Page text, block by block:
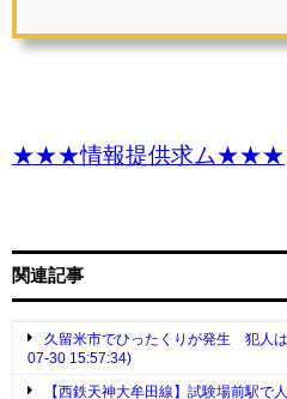
★★★情報提供求ム★★★
関連記事
久留米市でひったくりが発生 犯人
07-30 15:57:34)
【西鉄天神大牟田線】試験場前駅